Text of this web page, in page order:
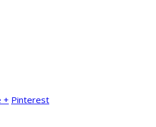
+ Pinterest